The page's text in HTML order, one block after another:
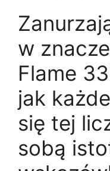
w
Flame
jak
się tej
sobą